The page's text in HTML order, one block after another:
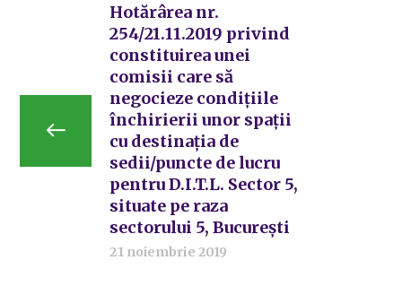
Hotărârea nr.
254/21.11.2019 privind
constituirea unei
comisii care să
negocieze condițiile
închirierii unor spații
cu destinația de
sedii/puncte de lucru
pentru D.I.T.L. Sector 5,
situate pe raza
sectorului 5, București
21 noiembrie 2019